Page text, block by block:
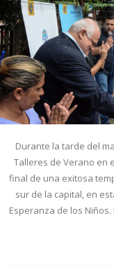
Durante la tarde del
Talleres de Verano en
final de una exitosa
sur de la capital, en
Esperanza de los